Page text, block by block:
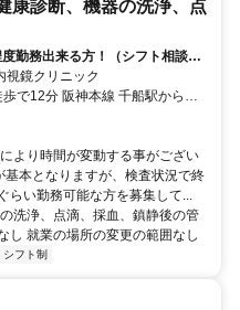
康診断、機器の洗浄、点
勤務出来る方！（シフト相談）
んか？
鏡クリニック
15分 阪神なんば線 出来島駅か
より時間が変動する事がござい
本となりますが、検査状況で終
らい勤務可能な方を募集して...
洗浄、点滴、採血、鎮静後の管
し 就業の場所の変更の範囲なし
シフト制